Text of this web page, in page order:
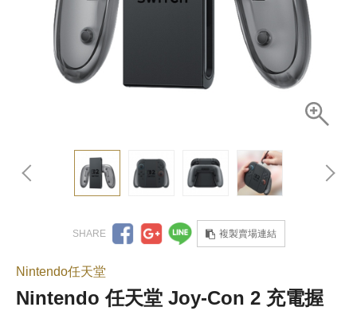
複製賣場連結
Nintendo任天堂
Nintendo 任天堂 Joy-Con 2 充電握